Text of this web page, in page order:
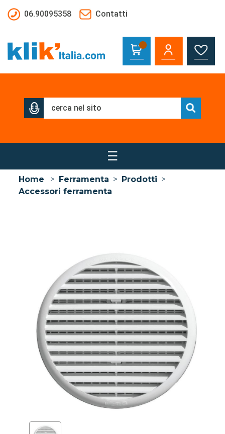
06.90095358
Contatti
☰
Home > Ferramenta > Prodotti >
Accessori ferramenta